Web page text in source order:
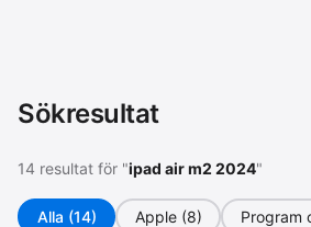
Sökresultat
14 resultat för "ipad air m2 2024"
Alla (14) Apple (8)
Program